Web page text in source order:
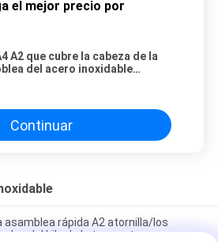
el mejor precio por
A2 que cubre la cabeza de la
del acero inoxidable
Continuar
asamblea rápida A2 atornilla/los
del hilo de la trompeta